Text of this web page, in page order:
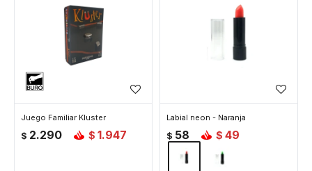
Juego Familiar Kluster
$ 2.290 $ 1.947
Labial neon - Naranja
$ 58 $ 49